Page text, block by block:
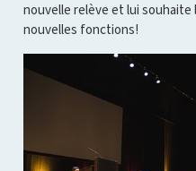
nouvelle relève et lui souhaite
nouvelles fonctions!